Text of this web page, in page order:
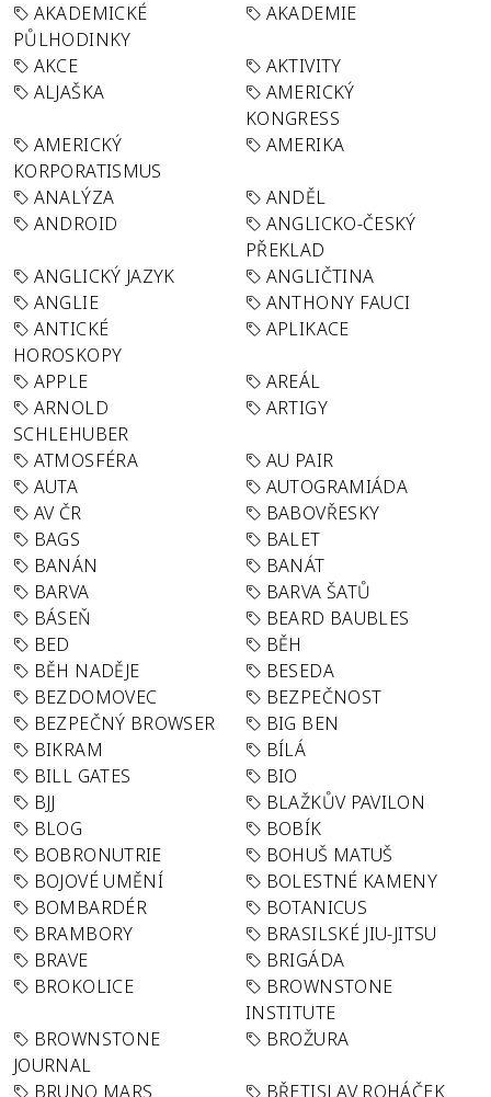
AKADEMICKÉ
PŮLHODINKY
AKADEMIE
AKCE
AKTIVITY
ALJAŠKA
AMERICKÝ
KONGRESS
AMERICKÝ
KORPORATISMUS
AMERIKA
ANALÝZA
ANDĚL
ANDROID
ANGLICKO-ČESKÝ
PŘEKLAD
ANGLICKÝ JAZYK
ANGLIČTINA
ANGLIE
ANTHONY FAUCI
ANTICKÉ
HOROSKOPY
APLIKACE
APPLE
AREÁL
ARNOLD
SCHLEHUBER
ARTIGY
ATMOSFÉRA
AU PAIR
AUTA
AUTOGRAMIÁDA
AV ČR
BABOVŘESKY
BAGS
BALET
BANÁN
BANÁT
BARVA
BARVA ŠATŮ
BÁSEŇ
BEARD BAUBLES
BED
BĚH
BĚH NADĚJE
BESEDA
BEZDOMOVEC
BEZPEČNOST
BEZPEČNÝ BROWSER
BIG BEN
BIKRAM
BÍLÁ
BILL GATES
BIO
BJJ
BLAŽKŮV PAVILON
BLOG
BOBÍK
BOBRONUTRIE
BOHUŠ MATUŠ
BOJOVÉ UMĚNÍ
BOLESTNÉ KAMENY
BOMBARDÉR
BOTANICUS
BRAMBORY
BRASILSKÉ JIU-JITSU
BRAVE
BRIGÁDA
BROKOLICE
BROWNSTONE
INSTITUTE
BROWNSTONE
JOURNAL
BROŽURA
BRUNO MARS
BŘETISLAV ROHÁČEK